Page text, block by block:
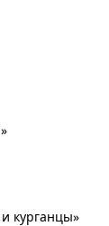
курганцы»